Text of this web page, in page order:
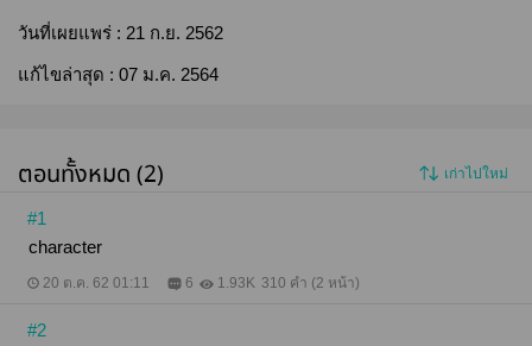
วันที่เผยแพร่ : 21 ก.ย. 2562
แก้ไขล่าสุด : 07 ม.ค. 2564
ตอนทั้งหมด (2) เก่าไปใหม่
#1
character
20 ต.ค. 62 01:11 6 1.93K 310 คำ (2 หน้า)
#2